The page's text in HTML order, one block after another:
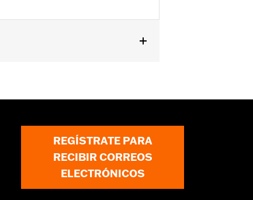
REGÍSTRATE PARA
RECIBIR CORREOS
ELECTRÓNICOS